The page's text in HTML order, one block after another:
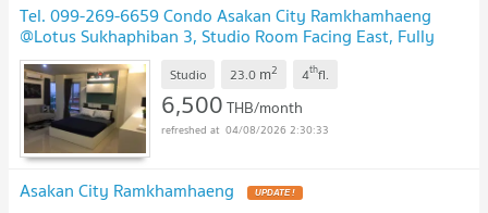
Tel. 099-269-6659 Condo Asakan City Ramkhamhaeng
@Lotus Sukhaphiban 3, Studio Room Facing East, Fully
furnished
Studio 23.0 m2 4thfl.
6,500THB/month
04/08/2026 2:30:33
Asakan City Ramkhamhaeng